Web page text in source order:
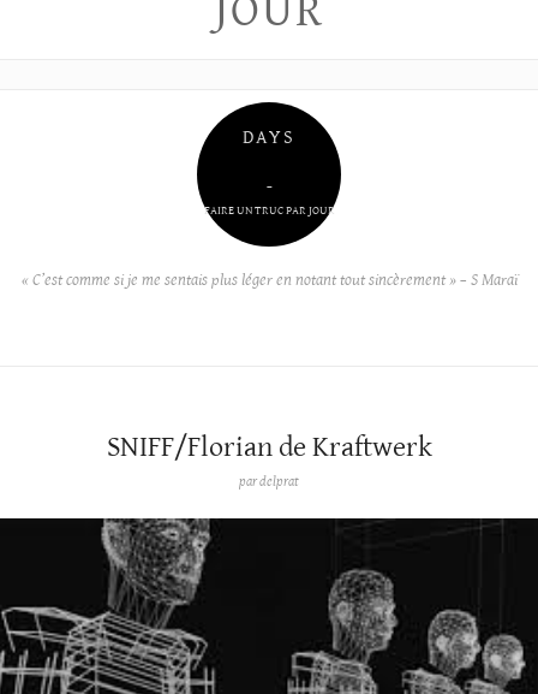
DAYS
–
FAIRE UN TRUC PAR JOUR
« C’est comme si je me sentais plus léger en notant tout sincèrement » – S Maraï
SNIFF/Florian de Kraftwerk
pardelprat